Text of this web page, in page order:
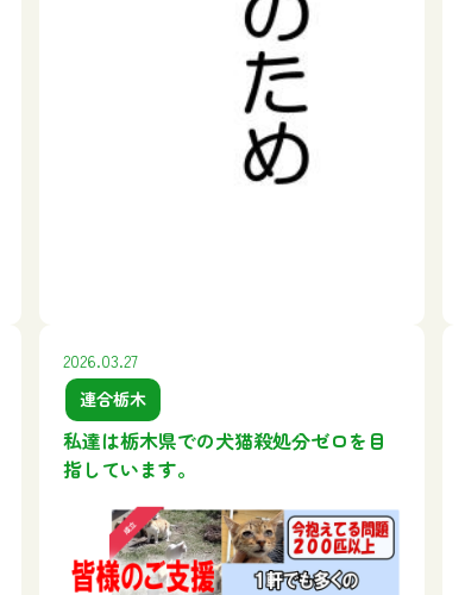
2026.03.27
連合栃木
私達は栃木県での犬猫殺処分ゼロを目
指しています。